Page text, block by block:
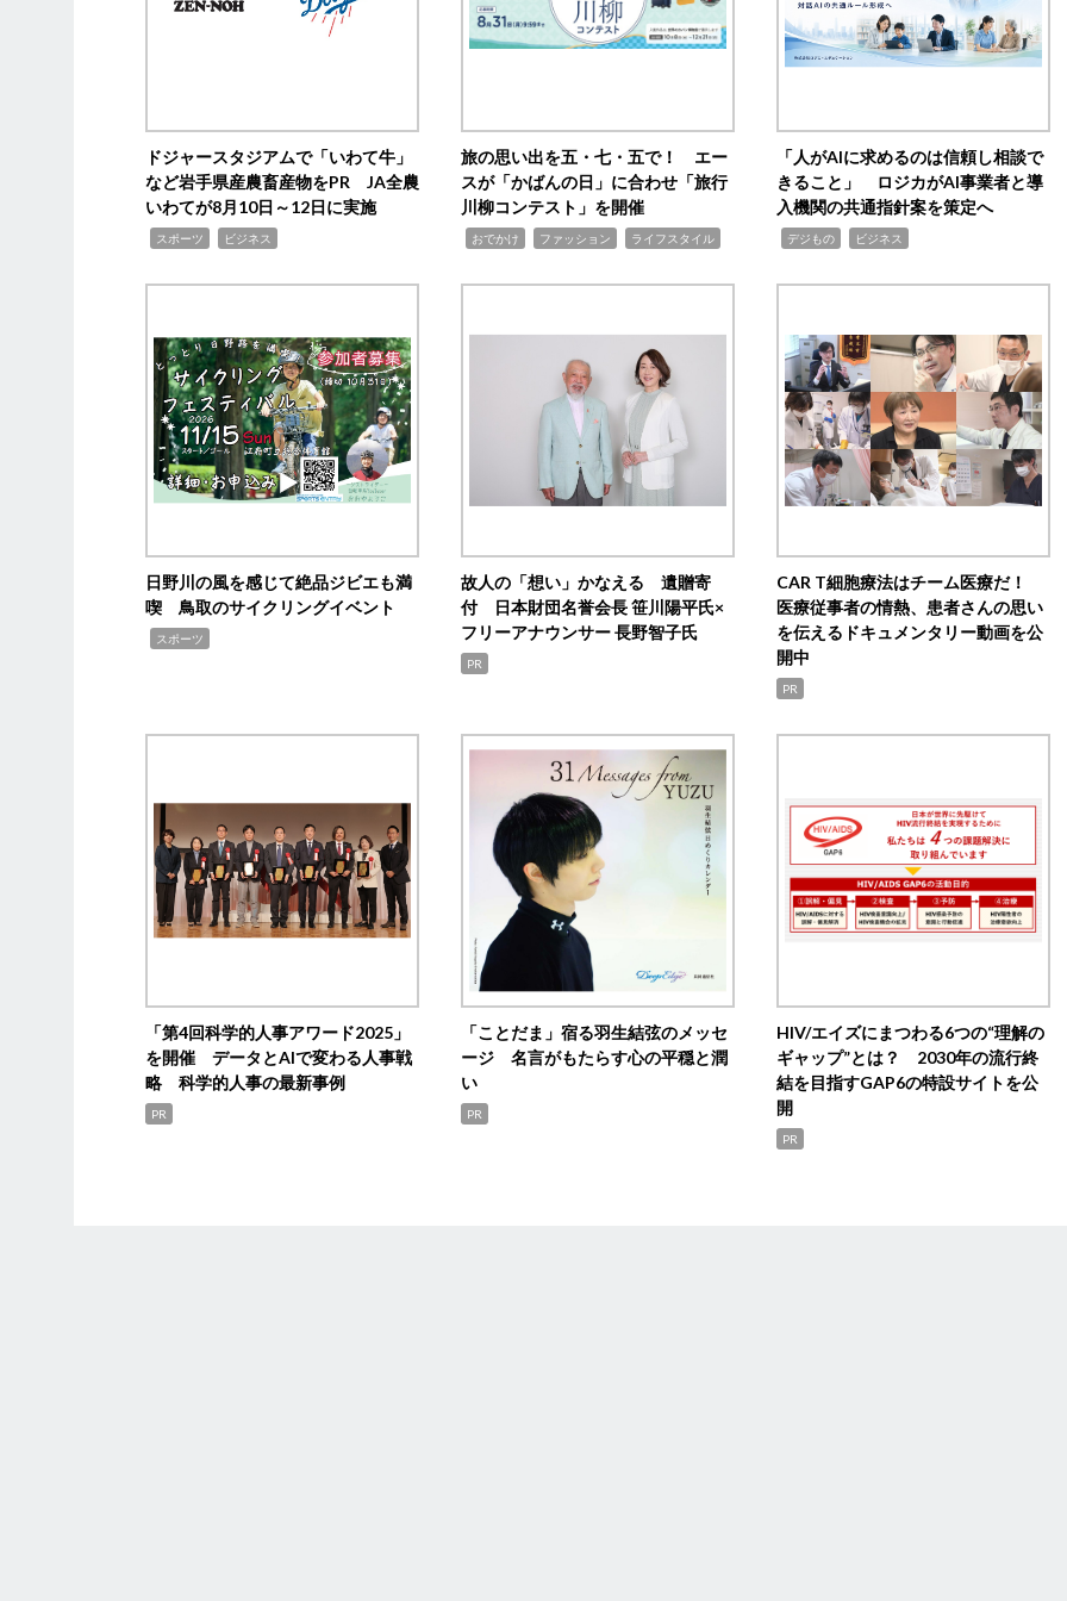
ドジャースタジアムで「いわて牛」
など岩手県産農畜産物をPR JA全農
いわてが8月10日～12日に実施
スポーツ ビジネス
旅の思い出を五・七・五で！ エー
スが「かばんの日」に合わせ「旅行
川柳コンテスト」を開催
おでかけ ファッション ライフスタイル
「人がAIに求めるのは信頼し相談で
きること」 ロジカがAI事業者と導
入機関の共通指針案を策定へ
デジもの ビジネス
日野川の風を感じて絶品ジビエも満
喫 鳥取のサイクリングイベント
スポーツ
故人の「想い」かなえる 遺贈寄
付 日本財団名誉会長 笹川陽平氏×
フリーアナウンサー 長野智子氏
PR
CAR T細胞療法はチーム医療だ！
医療従事者の情熱、患者さんの思い
を伝えるドキュメンタリー動画を公
開中
PR
「第4回科学的人事アワード2025」
を開催 データとAIで変わる人事戦
略 科学的人事の最新事例
PR
「ことだま」宿る羽生結弦のメッセ
ージ 名言がもたらす心の平穏と潤
い
PR
HIV/エイズにまつわる6つの“理解の
ギャップ”とは？ 2030年の流行終
結を目指すGAP6の特設サイトを公
開
PR